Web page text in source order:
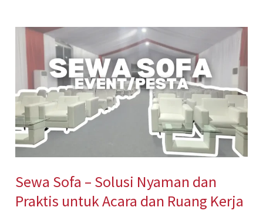
Sewa Sofa – Solusi Nyaman dan
Praktis untuk Acara dan Ruang Kerja
Sewa
Solusi
Nyaman
dan
Praktis
Acara
dan